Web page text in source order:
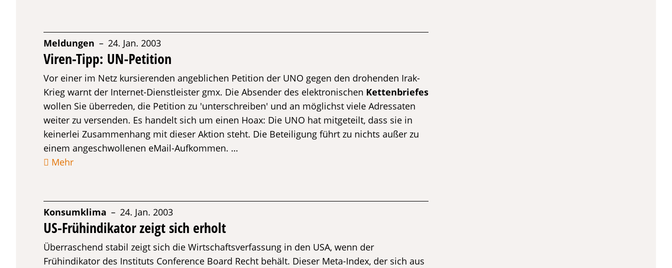
Meldungen – 24. Jan. 2003
Viren-Tipp: UN-Petition
Vor einer im Netz kursierenden angeblichen Petition der UNO gegen den drohenden Irak-
Krieg warnt der Internet-Dienstleister gmx. Die Absender des elektronischen Kettenbriefes
wollen Sie überreden, die Petition zu 'unterschreiben' und an möglichst viele Adressaten
weiter zu versenden. Es handelt sich um einen Hoax: Die UNO hat mitgeteilt, dass sie in
keinerlei Zusammenhang mit dieser Aktion steht. Die Beteiligung führt zu nichts außer zu
einem angeschwollenen eMail-Aufkommen. …
Mehr
Konsumklima – 24. Jan. 2003
US-Frühindikator zeigt sich erholt
Überraschend stabil zeigt sich die Wirtschaftsverfassung in den USA, wenn der
Frühindikator des Instituts Conference Board Recht behält. Dieser Meta-Index, der sich aus